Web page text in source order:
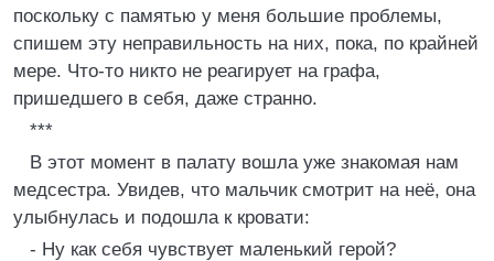
поскольку с памятью у меня большие проблемы,
спишем эту неправильность на них, пока, по крайней
мере. Что-то никто не реагирует на графа,
пришедшего в себя, даже странно.
***
В этот момент в палату вошла уже знакомая нам
медсестра. Увидев, что мальчик смотрит на неё, она
улыбнулась и подошла к кровати:
- Ну как себя чувствует маленький герой?